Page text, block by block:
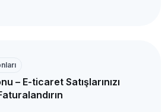
– E-ticaret Satışlarınızı